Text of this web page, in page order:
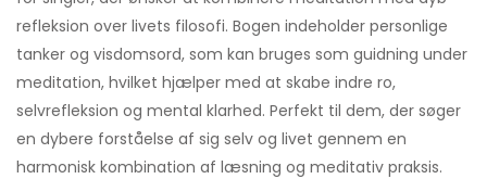
refleksion over livets filosofi. Bogen indeholder personlige
tanker og visdomsord, som kan bruges som guidning under
meditation, hvilket hjælper med at skabe indre ro,
selvrefleksion og mental klarhed. Perfekt til dem, der søger
en dybere forståelse af sig selv og livet gennem en
harmonisk kombination af læsning og meditativ praksis.